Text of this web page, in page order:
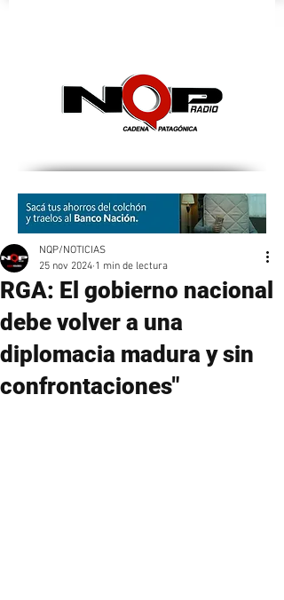
RGA: El gobierno nacional
debe volver a una
diplomacia madura y sin
confrontaciones"
NQP/NOTICIAS
25 nov 2024 1 min de lectura